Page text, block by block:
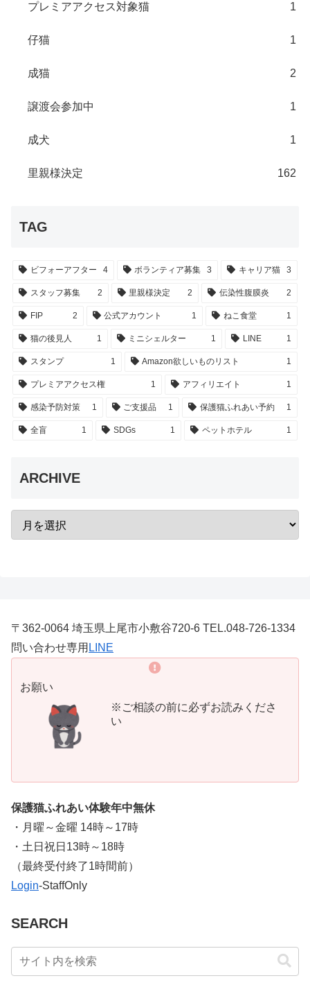
プレミアアクセス対象猫 1
仔猫 1
成猫 2
譲渡会参加中 1
成犬 1
里親様決定 162
TAG
ビフォーアフター 4 ボランティア募集 3 キャリア猫 3
スタッフ募集 2 里親様決定 2 伝染性腹膜炎 2
FIP 2 公式アカウント 1 ねこ食堂 1
猫の後見人 1 ミニシェルター 1 LINE 1
スタンプ 1 Amazon欲しいものリスト 1
プレミアアクセス権 1 アフィリエイト 1
感染予防対策 1 ご支援品 1 保護猫ふれあい予約 1
全盲 1 SDGs 1 ペットホテル 1
ARCHIVE
〒362-0064 埼玉県上尾市小敷谷720-6 TEL.048-726-1334
問い合わせ専用 LINE
お願い
※ご相談の前に必ずお読みくださ
い
保護猫ふれあい体験年中無休
・月曜～金曜 14時～17時
・土日祝日13時～18時
​（最終受付終了1時間前）
Login-StaffOnly
SEARCH